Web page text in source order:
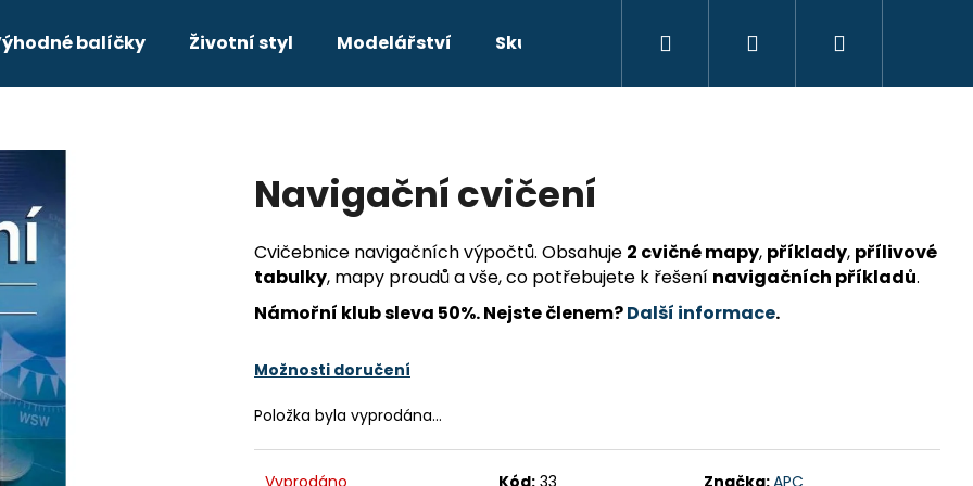
balíčky Životní styl Modelářství Skutečné příběhy Beletrie Doprava a
Přihlášení
Navigační cvičení
Cvičebnice navigačních výpočtů. Obsahuje 2 cvičné mapy, příklady, přílivové
tabulky, mapy proudů a vše, co potřebujete k řešení navigačních příkladů.
Námořní klub sleva 50%. Nejste členem?Další informace.
Možnosti doručení
Položka byla vyprodána…
Vyprodáno Kód: 33 Značka:APC
HLEDAT
KOMPLETNÍ PRŮVODCE PRO
Kč
349 Kč